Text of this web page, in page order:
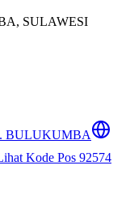
, SULAWESI
BULUKUMBA
Kode Pos 92574